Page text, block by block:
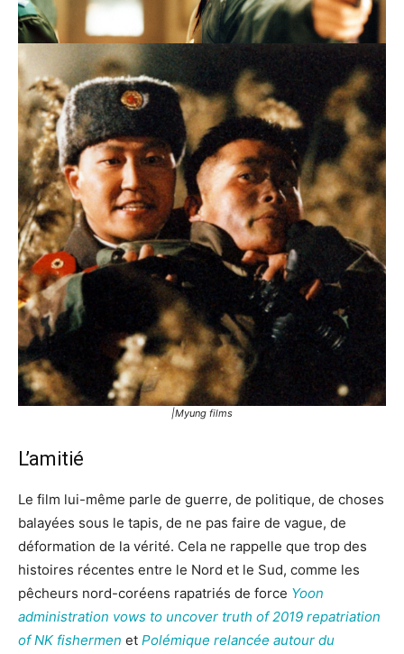
|Myung films
L’amitié
Le film lui-même parle de guerre, de politique, de choses
balayées sous le tapis, de ne pas faire de vague, de
déformation de la vérité. Cela ne rappelle que trop des
histoires récentes entre le Nord et le Sud, comme les
pêcheurs nord-coréens rapatriés de force Yoon
administration vows to uncover truth of 2019 repatriation
of NK fishermen et Polémique relancée autour du